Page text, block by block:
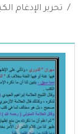
تحرير الإدغام